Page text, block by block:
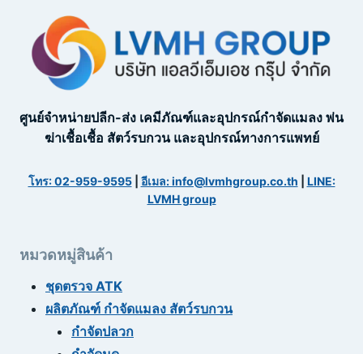
ศูนย์จำหน่ายปลีก-ส่ง เคมีภัณฑ์และอุปกรณ์กำจัดแมลง พ่น
ฆ่าเชื้อเชื้อ สัตว์รบกวน และอุปกรณ์ทางการแพทย์
โทร: 02-959-9595| อีเมล: info@lvmhgroup.co.th
LINE:
LVMH group
หมวดหมู่สินค้า
ชุดตรวจ ATK
ผลิตภัณฑ์ กำจัดแมลง สัตว์รบกวน
กำจัดปลวก